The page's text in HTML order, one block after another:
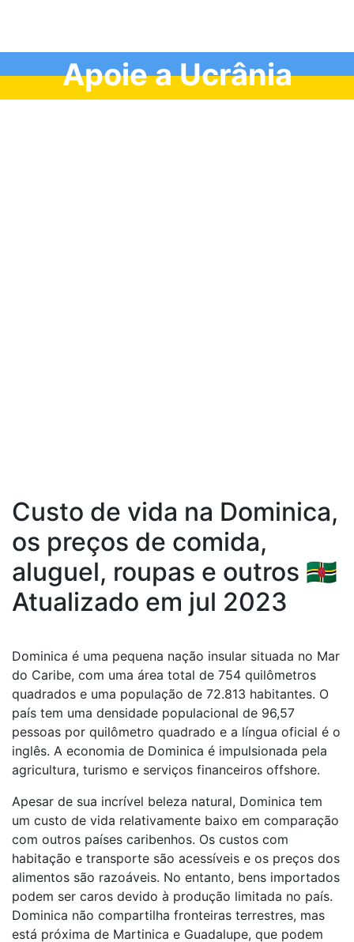
Apoie a Ucrânia
Custo de vida na Dominica,
os preços de comida,
aluguel, roupas e outros 🇩🇲
Atualizado em jul 2023
Dominica é uma pequena nação insular situada no Mar
do Caribe, com uma área total de 754 quilômetros
quadrados e uma população de 72.813 habitantes. O
país tem uma densidade populacional de 96,57
pessoas por quilômetro quadrado e a língua oficial é o
inglês. A economia de Dominica é impulsionada pela
agricultura, turismo e serviços financeiros offshore.
Apesar de sua incrível beleza natural, Dominica tem
um custo de vida relativamente baixo em comparação
com outros países caribenhos. Os custos com
habitação e transporte são acessíveis e os preços dos
alimentos são razoáveis. No entanto, bens importados
podem ser caros devido à produção limitada no país.
Dominica não compartilha fronteiras terrestres, mas
está próxima de Martinica e Guadalupe, que podem